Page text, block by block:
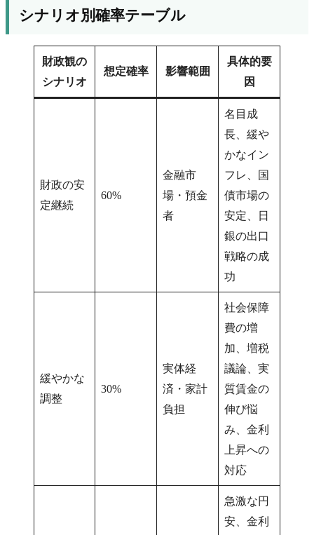
シナリオ別確率テーブル
財政観の
シナリオ
想定確率 影響範囲
具体的要
因
財政の安
定継続
60%
金融市
場・預金
者
名目成
長、緩や
かなイン
フレ、国
債市場の
安定、日
銀の出口
戦略の成
功
緩やかな
調整
30%
実体経
済・家計
負担
社会保障
費の増
加、増税
議論、実
質賃金の
伸び悩
み、金利
上昇への
対応
急激な円
安、金利